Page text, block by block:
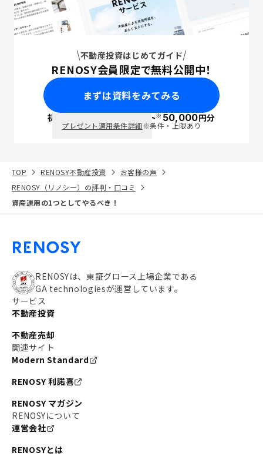
不動産投資はじめてガイド
RENOSY会員限定で無料公開中！
まずは資料をみてみる
初回面談で ポイント※50,000円分
プレゼント適用条件詳細※条件・上限あり
TOP RENOSY不動産投資
お客様の声
RENOSY（リノシー）の評判・口コミ
資産運用の1つとしてやるべき！
RENOSYは、東証グロース上場企業である
GA technologiesが運営しています。
サービス
不動産投資
不動産売却
関連サイト
Modern Standard
RENOSY 利諾喜
RENOSY マガジン
RENOSYについて
運営会社
RENOSYとは